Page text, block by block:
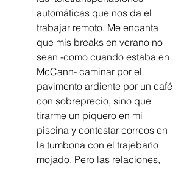
automáticas que nos da el
trabajar remoto. Me encanta
que mis breaks en verano no
sean -como cuando estaba en
McCann- caminar por el
pavimento ardiente por un café
con sobreprecio, sino que
tirarme un piquero en mi
piscina y contestar correos en
la tumbona con el trajebaño
mojado. Pero las relaciones,